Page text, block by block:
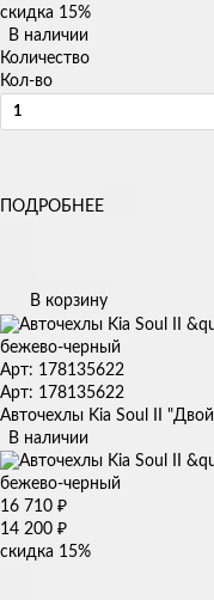
скидка 15%
В наличии
Количество
Кол-во
ПОДРОБНЕЕ
В корзину
Арт: 178135622
Арт: 178135622
Авточехлы Kia Soul II
В наличии
16 710 ₽
14 200 ₽
скидка 15%